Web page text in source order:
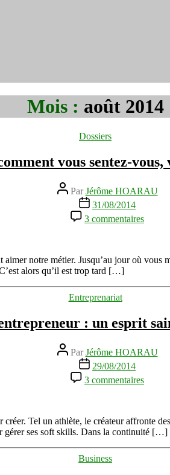
Mois : août 2014
Catégories
Dossiers
vous sentez-vous,
Auteur
de
l’article
ParJérôme HOARAU
Date
de
l’article
31/08/2014
3 commentaires
sentez-
?
notre métier. Jusqu’au jour où
alors qu’il est trop tard […]
Catégories
Entreprenariat
: un esprit
Auteur
de
l’article
ParJérôme HOARAU
Date
de
l’article
29/08/2014
3 commentaires
un
esprit
Tel un athlète, le créateur affronte
gérer ses soft skills. Dans la continuité […]
Catégories
Business